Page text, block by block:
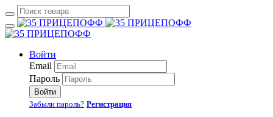
Войти
Email
Пароль
Войти
Забыли пароль? Регистрация